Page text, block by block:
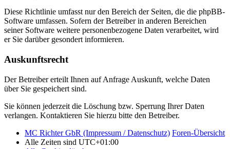
Diese Richtlinie umfasst nur den Bereich der Seiten, die die phpBB-
Software umfassen. Sofern der Betreiber in anderen Bereichen
seiner Software weitere personenbezogene Daten verarbeitet, wird
er Sie darüber gesondert informieren.
Auskunftsrecht
Der Betreiber erteilt Ihnen auf Anfrage Auskunft, welche Daten
über Sie gespeichert sind.
Sie können jederzeit die Löschung bzw. Sperrung Ihrer Daten
verlangen. Kontaktieren Sie hierzu bitte den Betreiber.
MC Richter GbR (Impressum / Datenschutz) Foren-Übersicht
Alle Zeiten sind UTC+01:00